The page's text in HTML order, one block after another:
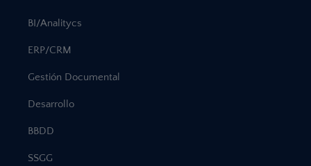
BI/Analitycs
ERP/CRM
Gestión Documental
Desarrollo
BBDD
SSGG